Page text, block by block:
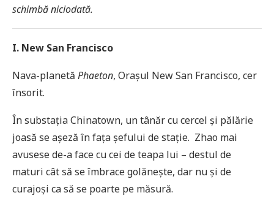
schimbă niciodată.
I. New San Francisco
Nava-planetă Phaeton, Orașul New San Francisco, cer
însorit.
În substația Chinatown, un tânăr cu cercel și pălărie
joasă se așeză în fața șefului de stație. Zhao mai
avusese de-a face cu cei de teapa lui – destul de
maturi cât să se îmbrace golănește, dar nu și de
curajoși ca să se poarte pe măsură.